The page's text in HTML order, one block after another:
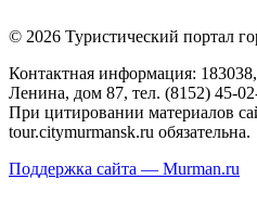
© 2026 Туристический портал
Контактная информация:
Ленина, дом 87, тел. (8152) 45-
При цитировании материалов
tour.citymurmansk.ru обязательна.
Поддержка сайта — Murman.ru